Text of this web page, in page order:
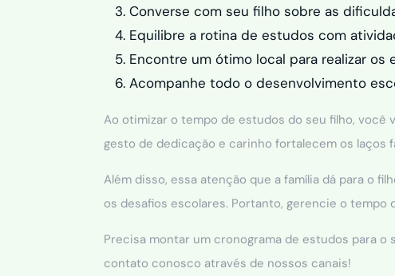
Converse com seu filho sobre as
Equilibre a rotina de estudos com
Encontre um ótimo local para realizar os
Acompanhe todo o desenvolvimento
Ao otimizar o tempo de estudos do seu filho, você
gesto de dedicação e carinho fortalecem os laços
Além disso, essa atenção que a família dá para o
os desafios escolares. Portanto, gerencie o tempo
Precisa montar um cronograma de estudos para o
contato conosco através de nossos canais!